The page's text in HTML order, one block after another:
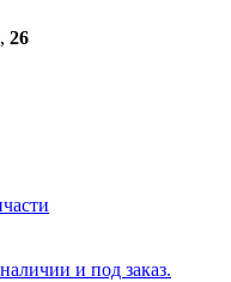
26
и под заказ.